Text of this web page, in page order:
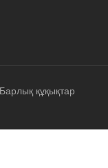
құқықтар